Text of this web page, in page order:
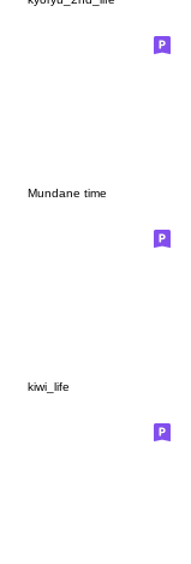
Mundane time
kiwi_life